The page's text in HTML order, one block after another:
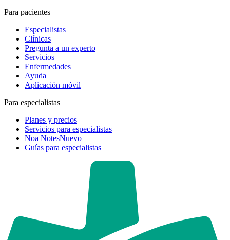
Para pacientes
Especialistas
Clínicas
Pregunta a un experto
Servicios
Enfermedades
Ayuda
Aplicación móvil
Para especialistas
Planes y precios
Servicios para especialistas
Noa NotesNuevo
Guías para especialistas